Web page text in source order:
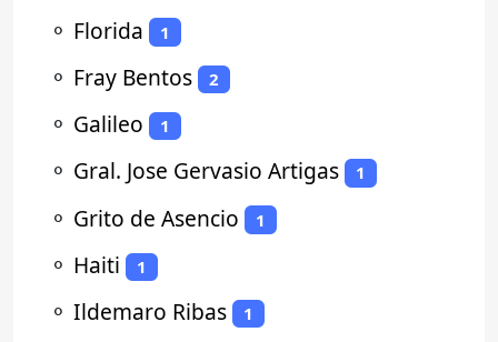
⚬ Florida 1
⚬ Fray Bentos 2
⚬ Galileo 1
⚬ Gral. Jose Gervasio Artigas 1
⚬ Grito de Asencio 1
⚬ Haiti 1
⚬ Ildemaro Ribas 1